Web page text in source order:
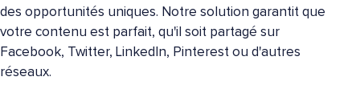
des opportunités uniques. Notre solution garantit que
votre contenu est parfait, qu'il soit partagé sur
Facebook, Twitter, LinkedIn, Pinterest ou d'autres
réseaux.